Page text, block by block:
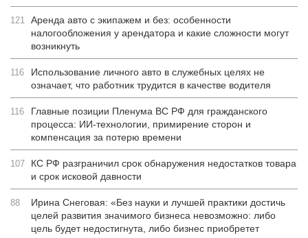
121 Аренда авто с экипажем и без: особенности
налогообложения у арендатора и какие сложности могут
возникнуть
116
Использование личного авто в служебных целях не
означает, что работник трудится в качестве водителя
116
Главные позиции Пленума ВС РФ для гражданского
процесса: ИИ-технологии, примирение сторон и
компенсация за потерю времени
107
КС РФ разграничил срок обнаружения недостатков товара
и срок исковой давности
88
Ирина Снеговая: «Без науки и лучшей практики достичь
целей развития значимого бизнеса невозможно: либо
цель будет недостигнута, либо бизнес приобретет